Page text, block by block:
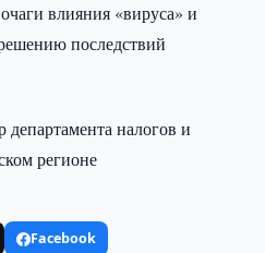
влияния «вируса» и
последствий
налогов и
регионе
Facebook